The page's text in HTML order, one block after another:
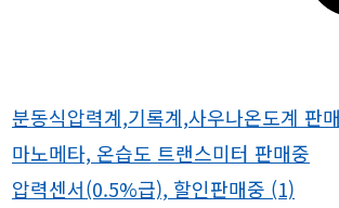
분동식압력계,기록계,사우나온도계 판
마노메타, 온습도 트랜스미터 판매중
압력센서(0.5%급), 할인판매중 (1)